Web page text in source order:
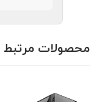
محصولات مرتبط